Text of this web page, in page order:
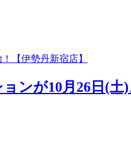
【伊勢丹新宿店】
ンが10月26日(土